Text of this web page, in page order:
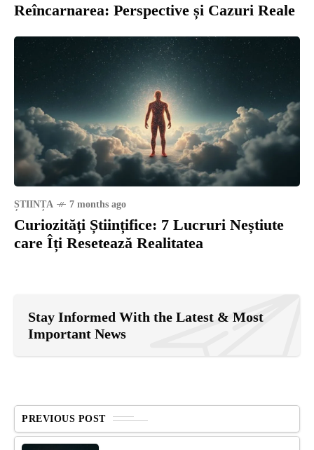
Reîncarnarea: Perspective și Cazuri Reale
ȘTIINȚA 7 months ago
Curiozități Științifice: 7 Lucruri Neștiute
care Îți Resetează Realitatea
Stay Informed With the Latest & Most
Important News
PREVIOUS POST